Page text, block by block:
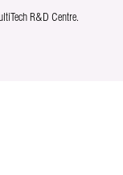
R&D Centre.